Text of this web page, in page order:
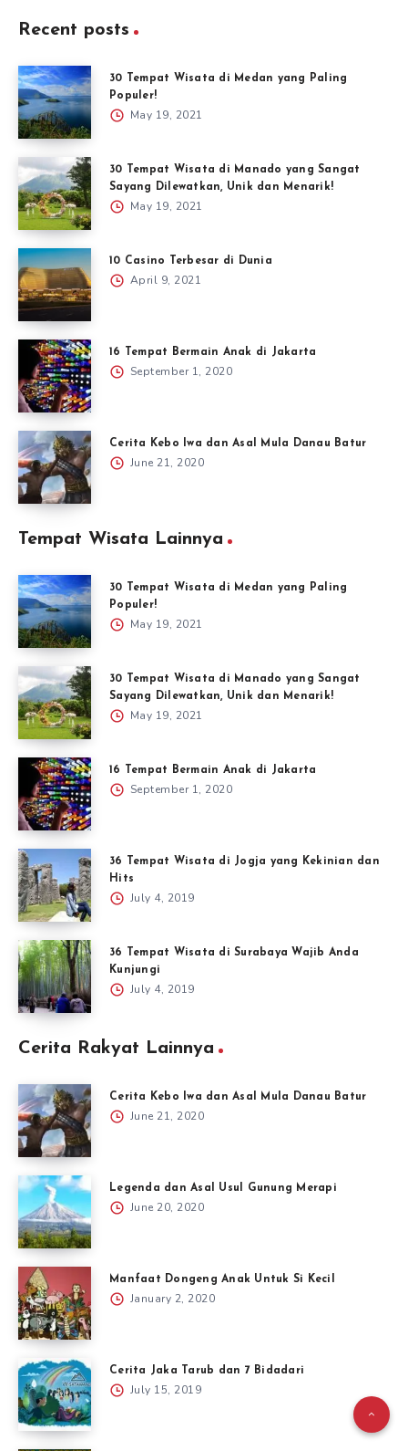
Recent posts
30 Tempat Wisata di Medan yang Paling
Populer!
May 19, 2021
30 Tempat Wisata di Manado yang Sangat
Sayang Dilewatkan, Unik dan Menarik!
May 19, 2021
10 Casino Terbesar di Dunia
April 9, 2021
16 Tempat Bermain Anak di Jakarta
September 1, 2020
Cerita Kebo Iwa dan Asal Mula Danau Batur
June 21, 2020
Tempat Wisata Lainnya
30 Tempat Wisata di Medan yang Paling
Populer!
May 19, 2021
30 Tempat Wisata di Manado yang Sangat
Sayang Dilewatkan, Unik dan Menarik!
May 19, 2021
16 Tempat Bermain Anak di Jakarta
September 1, 2020
36 Tempat Wisata di Jogja yang Kekinian dan
Hits
July 4, 2019
36 Tempat Wisata di Surabaya Wajib Anda
Kunjungi
July 4, 2019
Cerita Rakyat Lainnya
Cerita Kebo Iwa dan Asal Mula Danau Batur
June 21, 2020
Legenda dan Asal Usul Gunung Merapi
June 20, 2020
Manfaat Dongeng Anak Untuk Si Kecil
January 2, 2020
Cerita Jaka Tarub dan 7 Bidadari
July 15, 2019